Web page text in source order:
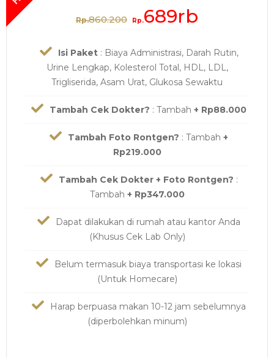
Rp.860.200 Rp.689rb
Isi Paket: Biaya Administrasi, Darah Rutin,
Urine Lengkap, Kolesterol Total, HDL, LDL,
Trigliserida, Asam Urat, Glukosa Sewaktu
Tambah Cek Dokter? : Tambah + Rp88.000
Tambah Foto Rontgen? : Tambah +
Rp219.000
Tambah Cek Dokter + Foto Rontgen? :
Tambah + Rp347.000
Dapat dilakukan di rumah atau kantor Anda
(Khusus Cek Lab Only)
Belum termasuk biaya transportasi ke lokasi
(Untuk Homecare)
Harap berpuasa makan 10-12 jam sebelumnya
(diperbolehkan minum)